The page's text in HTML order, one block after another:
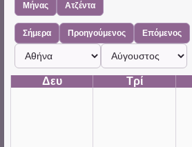
Μήνας Ατζέντα
Σήμερα Προηγούμενος Επόμενος
Campus Μήνας
Δευ Τρί